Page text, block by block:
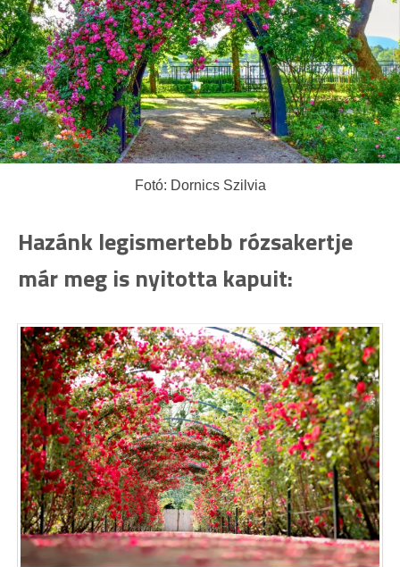
Fotó: Dornics Szilvia
Hazánk legismertebb rózsakertje
már meg is nyitotta kapuit: